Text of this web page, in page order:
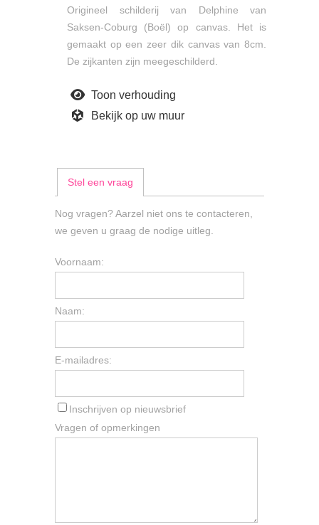
Origineel schilderij van Delphine van
Saksen-Coburg (Boël) op canvas. Het is
gemaakt op een zeer dik canvas van 8cm.
De zijkanten zijn meegeschilderd.
Toon verhouding
Bekijk op uw muur
Stel een vraag
Nog vragen? Aarzel niet ons te contacteren,
we geven u graag de nodige uitleg.
Voornaam:
Naam:
E-mailadres:
Inschrijven op nieuwsbrief
Vragen of opmerkingen